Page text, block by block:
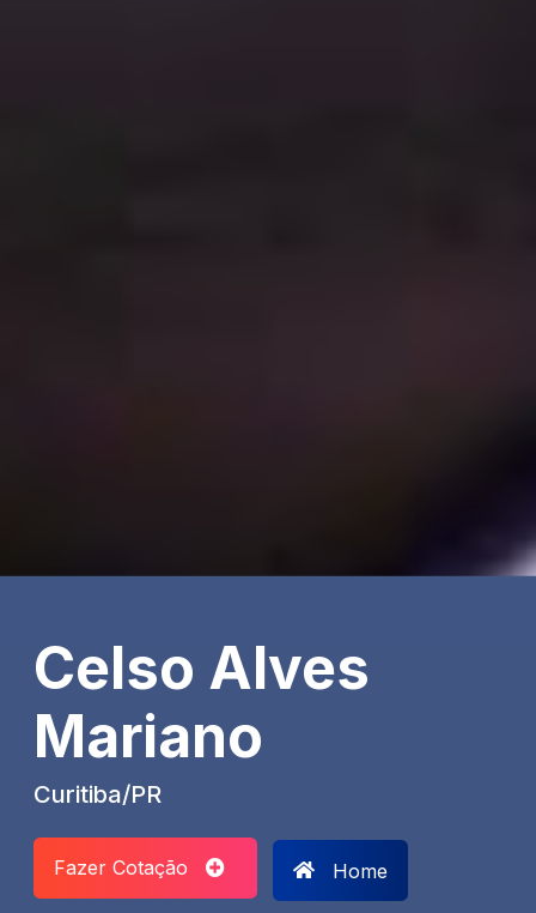
Celso Alves
Mariano
Curitiba/PR
Fazer Cotação Home